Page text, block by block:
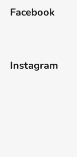
Facebook
Instagram